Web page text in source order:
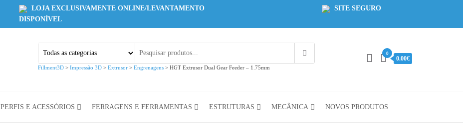
LOJA EXCLUSIVAMENTE ONLINE/LEVANTAMENTO
DISPONÍVEL
SITE SEGURO
Fillment3D > Impressão 3D > Extrusor > Engrenagens > HGT Extrusor Dual Gear Feeder – 1.75mm
0
0.00€
PERFIS E ACESSÓRIOS FERRAGENS E FERRAMENTAS ESTRUTURAS MECÂNICA NOVOS PRODUTOS